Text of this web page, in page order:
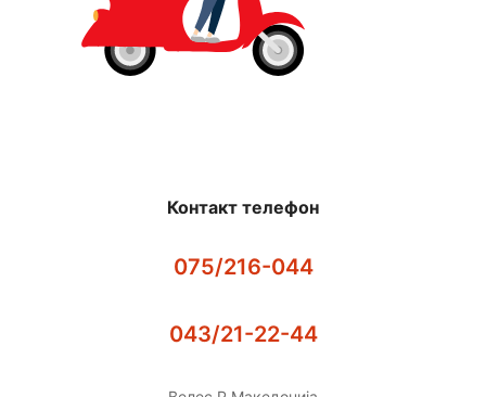
Контакт телефон
075/216-044
043/21-22-44